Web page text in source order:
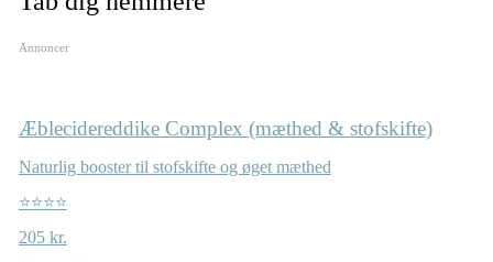
Annoncer
Æblecidereddike Complex (mæthed & stofskifte)
Naturlig booster til stofskifte og øget mæthed
⭐⭐⭐⭐
205 kr.